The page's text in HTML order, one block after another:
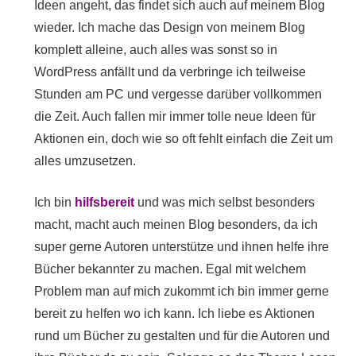
Ideen angeht, das findet sich auch auf meinem Blog
wieder. Ich mache das Design von meinem Blog
komplett alleine, auch alles was sonst so in
WordPress anfällt und da verbringe ich teilweise
Stunden am PC und vergesse darüber vollkommen
die Zeit. Auch fallen mir immer tolle neue Ideen für
Aktionen ein, doch wie so oft fehlt einfach die Zeit um
alles umzusetzen.
Ich bin hilfsbereitund was mich selbst besonders
macht, macht auch meinen Blog besonders, da ich
super gerne Autoren unterstütze und ihnen helfe ihre
Bücher bekannter zu machen. Egal mit welchem
Problem man auf mich zukommt ich bin immer gerne
bereit zu helfen wo ich kann. Ich liebe es Aktionen
rund um Bücher zu gestalten und für die Autoren und